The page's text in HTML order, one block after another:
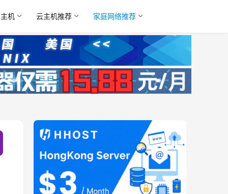
机 云主机推荐 家庭网络推荐